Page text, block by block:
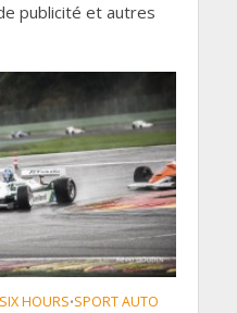
publicité et autres
HOURS•SPORT AUTO